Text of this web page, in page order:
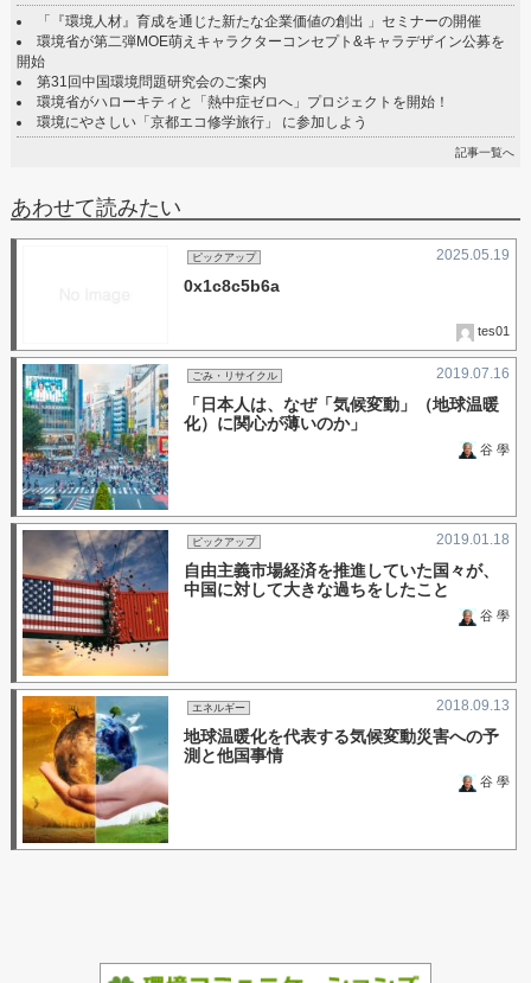
「『環境人材』育成を通じた新たな企業価値の創出 」セミナーの開催
環境省が第二弾MOE萌えキャラクターコンセプト&キャラデザイン公募を
開始
第31回中国環境問題研究会のご案内
環境省がハローキティと「熱中症ゼロへ」プロジェクトを開始！
環境にやさしい「京都エコ修学旅行」 に参加しよう
記事一覧へ
あわせて読みたい
ピックアップ 2025.05.19
0x1c8c5b6a
tes01
ごみ・リサイクル 2019.07.16
「日本人は、なぜ「気候変動」（地球温暖
化）に関心が薄いのか」
谷 學
ピックアップ 2019.01.18
自由主義市場経済を推進していた国々が、
中国に対して大きな過ちをしたこと
谷 學
エネルギー 2018.09.13
地球温暖化を代表する気候変動災害への予
測と他国事情
谷 學